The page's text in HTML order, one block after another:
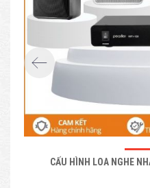
CẤU HÌNH LOA NGHE